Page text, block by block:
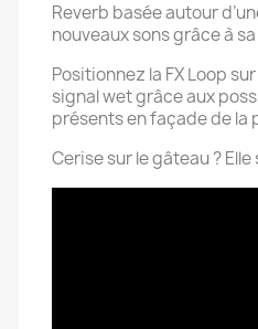
Reverb basée autour
nouveaux sons grâce à
Positionnez la FX Loop
signal wet grâce aux
présents en façade de la
Cerise sur le gâteau ?